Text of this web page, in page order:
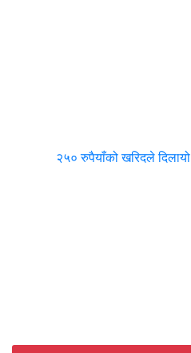
२५० रुपैयाँको खरिदले